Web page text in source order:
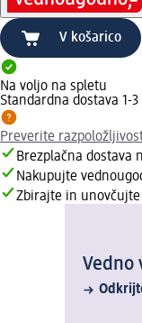
V košarico
Na voljo na spletu
Standardna dostava 1-
Preverite
Brezplačna dostava
Nakupujte
Zbirajte in unovčujte
Vedno